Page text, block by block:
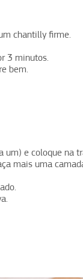
chantilly firme.
3 minutos.
bem.
e coloque na
mais uma